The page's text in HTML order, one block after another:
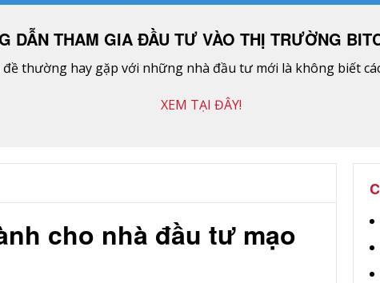
DẪN THAM GIA ĐẦU TƯ VÀO THỊ TRƯỜNG
thường hay gặp với những nhà đầu tư mới là không biết
XEM TẠI ĐÂY!
cho nhà đầu tư mạo